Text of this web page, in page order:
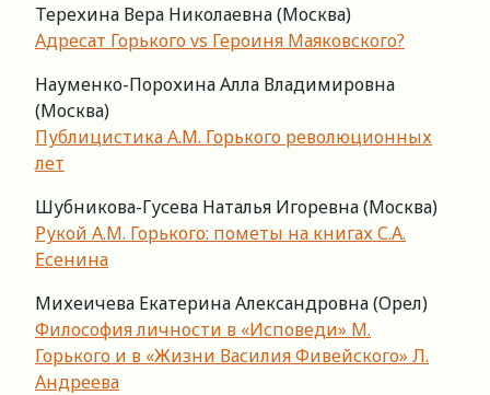
Терехина Вера Николаевна (Москва)
Адресат Горького vs Героиня Маяковского?
Науменко-Порохина Алла Владимировна
(Москва)
Публицистика А.М. Горького революционных
лет
Шубникова-Гусева Наталья Игоревна (Москва)
Рукой А.М. Горького: пометы на книгах С.А.
Есенина
Михеичева Екатерина Александровна (Орел)
Философия личности в «Исповеди» М.
Горького и в «Жизни Василия Фивейского» Л.
Андреева